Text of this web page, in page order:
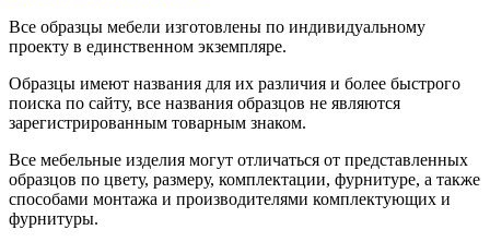
Все образцы мебели изготовлены по индивидуальному
проекту в единственном экземпляре.
Образцы имеют названия для их различия и более быстрого
поиска по сайту, все названия образцов не являются
зарегистрированным товарным знаком.
Все мебельные изделия могут отличаться от представленных
образцов по цвету, размеру, комплектации, фурнитуре, а также
способами монтажа и производителями комплектующих и
фурнитуры.